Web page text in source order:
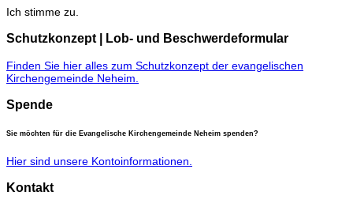
Ich stimme zu.
Schutzkonzept | Lob- und Beschwerdeformular
Finden Sie hier alles zum Schutzkonzept der evangelischen
Kirchengemeinde Neheim.
Spende
Sie möchten für die Evangelische Kirchengemeinde Neheim spenden?
Hier sind unsere Kontoinformationen.
Kontakt